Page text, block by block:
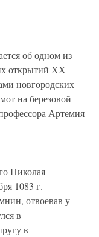
об одном из
открытий XX
новгородских
на березовой
Артемия
Николая
1083 г.
отвоевав у
в
в